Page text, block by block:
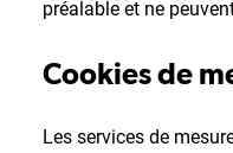
préalable et ne
Cookies de
Les services de